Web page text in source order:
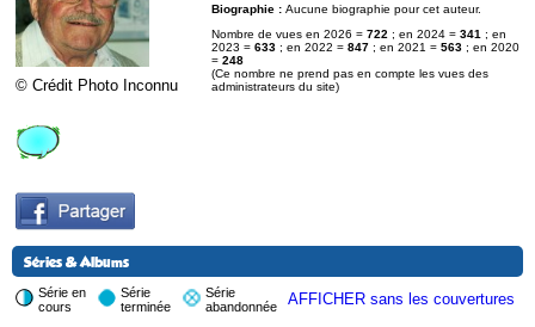
© Crédit Photo Inconnu
Biographie : Aucune biographie pour cet auteur.
Nombre de vues en 2026 = 722 ; en 2024 = 341 ; en
2023 = 633 ; en 2022 = 847 ; en 2021 = 563 ; en 2020
= 248
(Ce nombre ne prend pas en compte les vues des
administrateurs du site)
Séries & Albums
Série en
cours
Série
terminée
Série
abandonnée
AFFICHER sans les couvertures